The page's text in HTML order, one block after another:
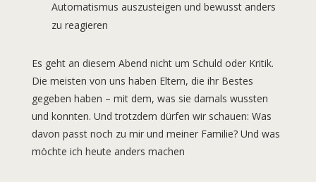
Automatismus auszusteigen und bewusst anders
zu reagieren
Es geht an diesem Abend nicht um Schuld oder Kritik.
Die meisten von uns haben Eltern, die ihr Bestes
gegeben haben – mit dem, was sie damals wussten
und konnten. Und trotzdem dürfen wir schauen: Was
davon passt noch zu mir und meiner Familie? Und was
möchte ich heute anders machen